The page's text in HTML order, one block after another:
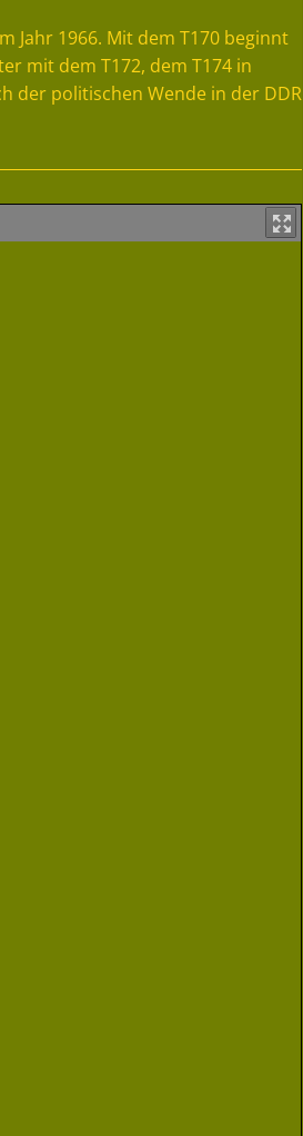
Jahr 1966. Mit dem T170 beginnt
mit dem T172, dem T174 in
der politischen Wende in der DDR